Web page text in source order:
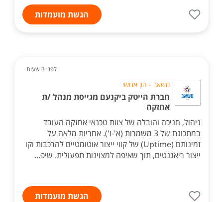
הגשת מועמדות
לפני 3 שעות
משאב - הון אנושי
חברת הייטק ביקנעם מגייסת מנהל /ת
אחזקה
ניהול, חניכה והובלה של צוות טכנאי אחזקה העובד
במתכונת של 3 משמרות (א'-ו'). אחריות מלאה על
זמינותם (Uptime) של קווי ייצור אוטומטיים להרכבות וקו
ייצור ריאגנטים, תוך שאיפה למצוינות תפעולית. שיפ...
הגשת מועמדות